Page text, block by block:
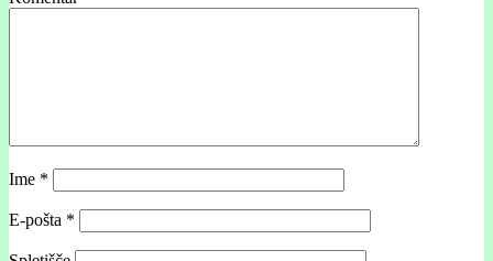
Ime *
E-pošta *